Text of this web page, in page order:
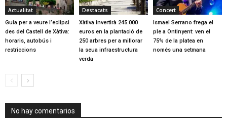
Actualitat
Guia per a veure l’eclipsi
des del Castell de Xàtiva:
horaris, autobús i
restriccions
Destacats
Xàtiva invertirà 245.000
euros en la plantació de
250 arbres per a millorar
la seua infraestructura
verda
Concert
Ismael Serrano frega el
ple a Ontinyent: ven el
75% de la platea en
només una setmana
No hay comentarios